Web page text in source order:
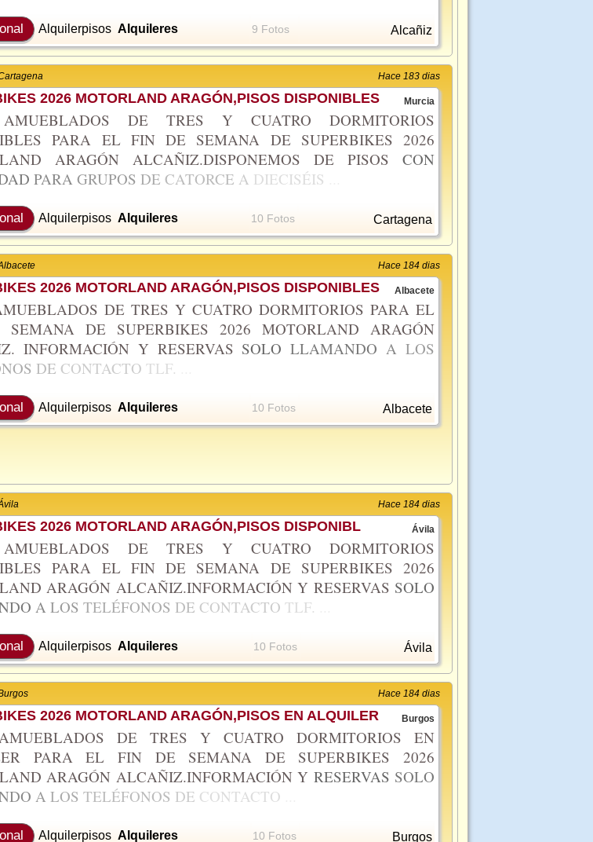
Alquilerpisos Alquileres 9 Fotos Alcañiz
Hace 183 dias
2026 MOTORLAND ARAGÓN,PISOS DISPONIBLES Murcia
DE TRES Y CUATRO DORMITORIOS
PARA EL FIN DE SEMANA DE SUPERBIKES 2026
ARAGÓN ALCAÑIZ.DISPONEMOS DE PISOS CON
PARA GRUPOS DE CATORCE A DIECISÉIS
Alquilerpisos Alquileres 10 Fotos Cartagena
Hace 184 dias
2026 MOTORLAND ARAGÓN,PISOS DISPONIBLES Albacete
DE TRES Y CUATRO DORMITORIOS PARA EL
DE SUPERBIKES 2026 MOTORLAND ARAGÓN
INFORMACIÓN Y RESERVAS SOLOLLAMANDOALOS
DE CONTACTO TLF.
Alquilerpisos Alquileres 10 Fotos Albacete
Hace 184 dias
2026 MOTORLAND ARAGÓN,PISOS DISPONIBL Ávila
DE TRES Y CUATRO DORMITORIOS
PARA EL FIN DE SEMANA DE SUPERBIKES 2026
ARAGÓN ALCAÑIZ.INFORMACIÓN Y RESERVAS SOLO
A LOS TELÉFONOS DE CONTACTO TLF.
Alquilerpisos Alquileres 10 Fotos Ávila
Hace 184 dias
2026 MOTORLAND ARAGÓN,PISOS EN ALQUILER Burgos
DE TRES Y CUATRO DORMITORIOS EN
PARA EL FIN DE SEMANA DE SUPERBIKES 2026
ARAGÓN ALCAÑIZ.INFORMACIÓN Y RESERVAS SOLO
A LOS TELÉFONOS DE CONTACTO
Alquilerpisos Alquileres 10 Fotos Burgos